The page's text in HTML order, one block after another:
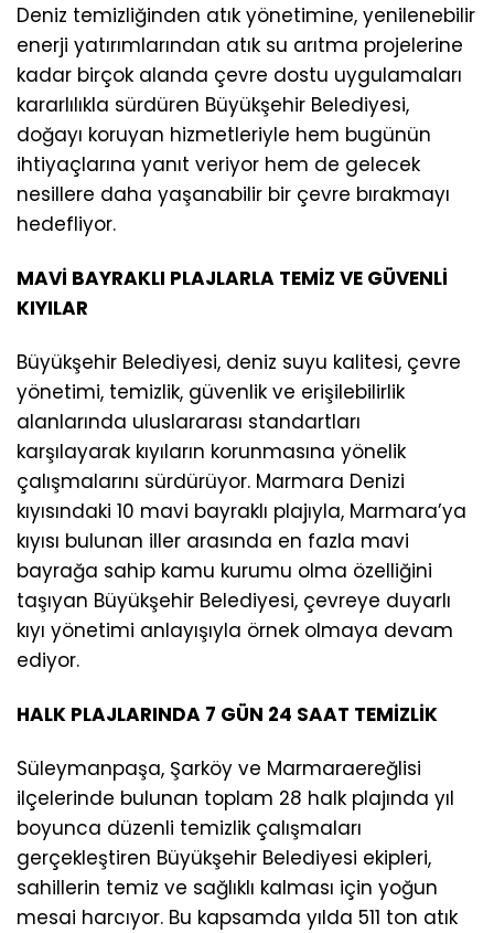
Deniz temizliğinden atık yönetimine, yenilenebilir
enerji yatırımlarından atık su arıtma projelerine
kadar birçok alanda çevre dostu uygulamaları
kararlılıkla sürdüren Büyükşehir Belediyesi,
doğayı koruyan hizmetleriyle hem bugünün
ihtiyaçlarına yanıt veriyor hem de gelecek
nesillere daha yaşanabilir bir çevre bırakmayı
hedefliyor.
MAVİ BAYRAKLI PLAJLARLA TEMİZ VE GÜVENLİ
KIYILAR
Büyükşehir Belediyesi, deniz suyu kalitesi, çevre
yönetimi, temizlik, güvenlik ve erişilebilirlik
alanlarında uluslararası standartları
karşılayarak kıyıların korunmasına yönelik
çalışmalarını sürdürüyor. Marmara Denizi
kıyısındaki 10 mavi bayraklı plajıyla, Marmara’ya
kıyısı bulunan iller arasında en fazla mavi
bayrağa sahip kamu kurumu olma özelliğini
taşıyan Büyükşehir Belediyesi, çevreye duyarlı
kıyı yönetimi anlayışıyla örnek olmaya devam
ediyor.
HALK PLAJLARINDA 7 GÜN 24 SAAT TEMİZLİK
Süleymanpaşa, Şarköy ve Marmaraereğlisi
ilçelerinde bulunan toplam 28 halk plajında yıl
boyunca düzenli temizlik çalışmaları
gerçekleştiren Büyükşehir Belediyesi ekipleri,
sahillerin temiz ve sağlıklı kalması için yoğun
mesai harcıyor. Bu kapsamda yılda 511 ton atık